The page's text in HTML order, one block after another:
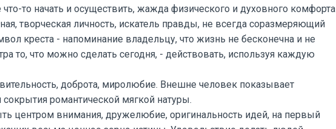
то начать и осуществить, жажда физического и духовного комфорта
творческая личность, искатель правды, не всегда соразмеряющий
креста - напоминание владельцу, что жизнь не бесконечна и не
то, что можно сделать сегодня, - действовать, используя каждую
доброта, миролюбие. Внешне человек показывает
романтической мягкой натуры.
центром внимания, дружелюбие, оригинальность идей, на первый